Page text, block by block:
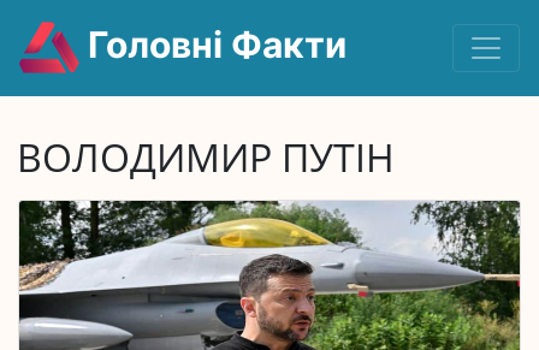
Головні Факти
ВОЛОДИМИР ПУТІН